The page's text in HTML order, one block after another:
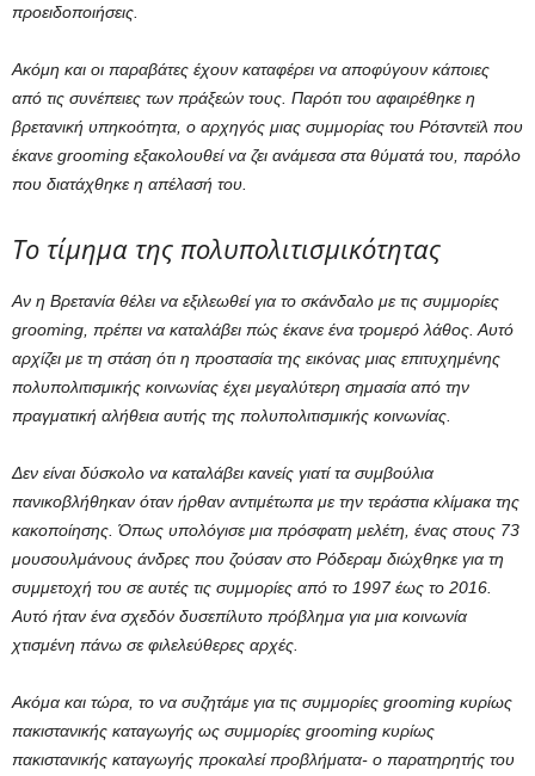
προειδοποιήσεις.
Ακόμη και οι παραβάτες έχουν καταφέρει να αποφύγουν κάποιες
από τις συνέπειες των πράξεών τους. Παρότι του αφαιρέθηκε η
βρετανική υπηκοότητα, ο αρχηγός μιας συμμορίας του Ρότσντεϊλ που
έκανε grooming εξακολουθεί να ζει ανάμεσα στα θύματά του, παρόλο
που διατάχθηκε η απέλασή του.
Το τίμημα της πολυπολιτισμικότητας
Αν η Βρετανία θέλει να εξιλεωθεί για το σκάνδαλο με τις συμμορίες
grooming, πρέπει να καταλάβει πώς έκανε ένα τρομερό λάθος. Αυτό
αρχίζει με τη στάση ότι η προστασία της εικόνας μιας επιτυχημένης
πολυπολιτισμικής κοινωνίας έχει μεγαλύτερη σημασία από την
πραγματική αλήθεια αυτής της πολυπολιτισμικής κοινωνίας.
Δεν είναι δύσκολο να καταλάβει κανείς γιατί τα συμβούλια
πανικοβλήθηκαν όταν ήρθαν αντιμέτωπα με την τεράστια κλίμακα της
κακοποίησης. Όπως υπολόγισε μια πρόσφατη μελέτη, ένας στους 73
μουσουλμάνους άνδρες που ζούσαν στο Ρόδεραμ διώχθηκε για τη
συμμετοχή του σε αυτές τις συμμορίες από το 1997 έως το 2016.
Αυτό ήταν ένα σχεδόν δυσεπίλυτο πρόβλημα για μια κοινωνία
χτισμένη πάνω σε φιλελεύθερες αρχές.
Ακόμα και τώρα, το να συζητάμε για τις συμμορίες grooming κυρίως
πακιστανικής καταγωγής ως συμμορίες grooming κυρίως
πακιστανικής καταγωγής προκαλεί προβλήματα- ο παρατηρητής του